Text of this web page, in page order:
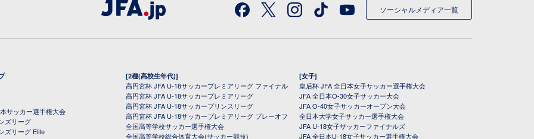
ソーシャルメディア一覧
サッカー選手権大会
ズリーグ
ズリーグ Elite
[2種(高校生年代)]
高円宮杯 JFA U-18サッカープレミアリーグ ファイナル
高円宮杯 JFA U-18サッカープレミアリーグ
高円宮杯 JFA U-18サッカープリンスリーグ
高円宮杯 JFA U-18サッカープレミアリーグ プレーオフ
全国高等学校サッカー選手権大会
全国高等学校総合体育大会(サッカー競技)
[女子]
皇后杯 JFA 全日本女子サッカー選手権大会
JFA 全日本O-30女子サッカー大会
JFA O-40女子サッカーオープン大会
全日本大学女子サッカー選手権大会
JFA U-18女子サッカーファイナルズ
JFA 全日本U-18女子サッカー選手権大会